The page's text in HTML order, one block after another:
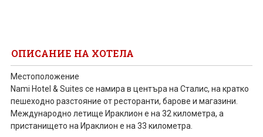
ОПИСАНИЕ НА ХОТЕЛА
Местоположение
Nami Hotel & Suites се намира в центъра на Сталис, на кратко
пешеходно разстояние от ресторанти, барове и магазини.
Международно летище Ираклион е на 32 километра, а
пристанището на Ираклион е на 33 километра.